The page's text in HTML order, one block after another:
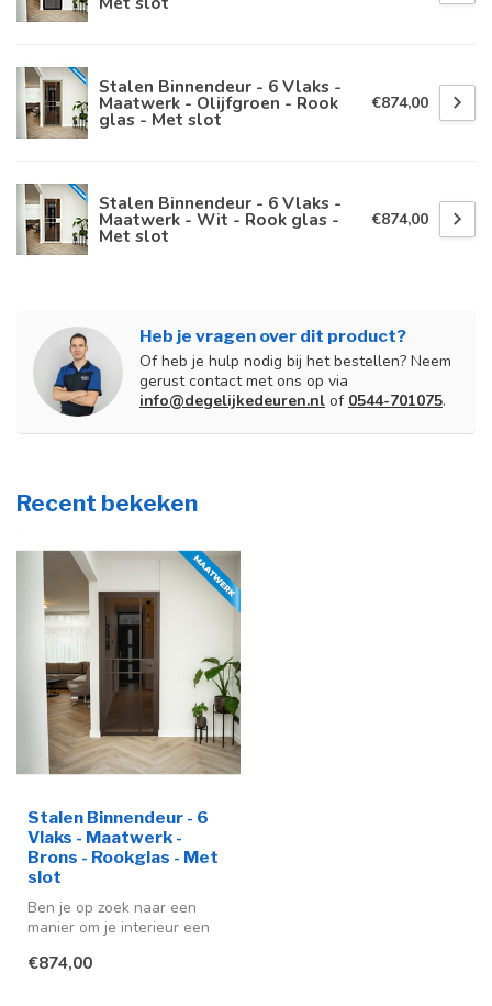
Stalen Binnendeur - 6 Vlaks -
Maatwerk - Olijfgroen - Rook
glas - Met slot
€874,00
Stalen Binnendeur - 6 Vlaks -
Maatwerk - Wit - Rook glas -
Met slot
€874,00
Heb je vragen over dit product?
Of heb je hulp nodig bij het bestellen? Neem
gerust contact met ons op via
info@degelijkedeuren.nl of 0544-701075.
Recent bekeken
Stalen Binnendeur - 6
Vlaks - Maatwerk -
Brons - Rookglas - Met
slot
Ben je op zoek naar een
manier om je interieur een
uitstra...
€874,00